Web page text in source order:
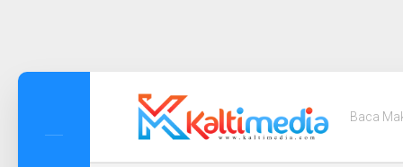
Skip
Baca